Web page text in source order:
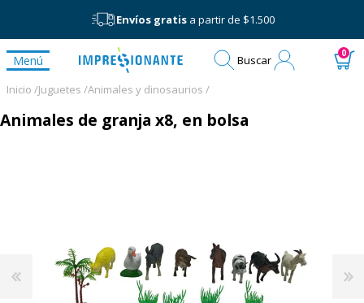
Envíos gratisa partir de $1.500
Menú Buscar 0
Inicio /Juguetes /Animales y dinosaurios /
Animales de granja x8, en bolsa